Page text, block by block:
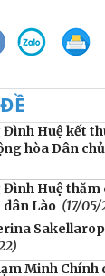
Đình Huệ kết
hòa Dân
Đình Huệ
dân Lào (17/05/
Minh Chính